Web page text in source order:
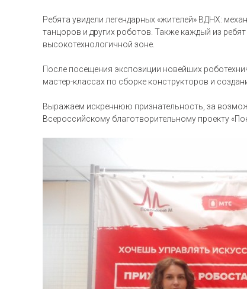
Ребята увидели легендарных «жителей» ВДНХ:
танцоров и других роботов. Также каждый из
высокотехнологичной зоне.
После посещения экспозиции новейших
мастер-классах по сборке конструкторов и
Выражаем искреннюю признательность, за
Всероссийскому благотворительному проекту